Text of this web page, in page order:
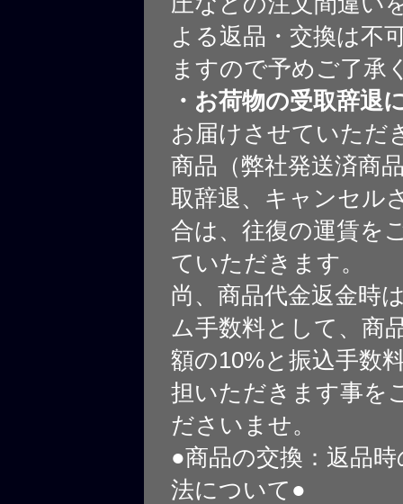
よる返品・交換は不
ますので予めご了承
・お荷物の受取辞退
お届けさせていただ
商品（弊社発送済商
取辞退、キャンセル
合は、往復の運賃を
ていただきます。
尚、商品代金返金時
ム手数料として、商
額の10%と振込手数
担いただきます事を
ださいませ。
●商品の交換：返品
法について●